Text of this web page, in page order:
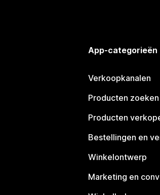
App-categorieën
Verkoopkanalen
Producten zoeken
Producten
Bestellingen en
Winkelontwerp
Marketing en